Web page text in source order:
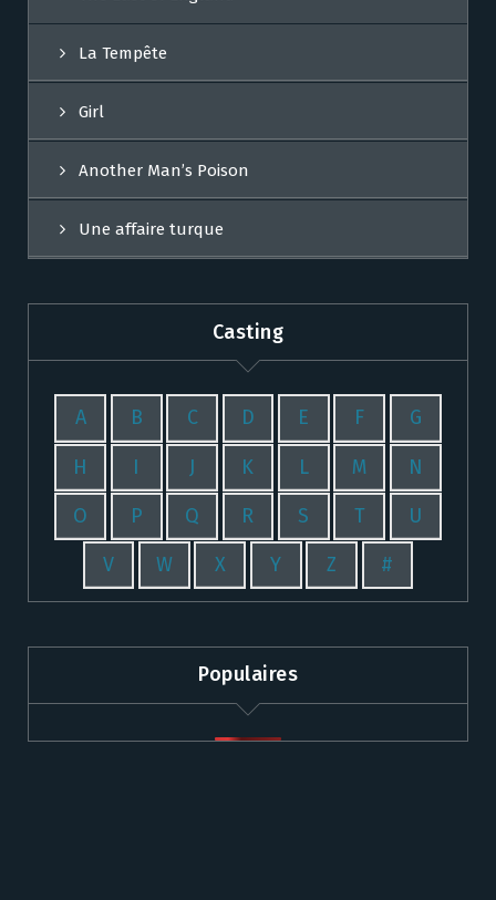
La Tempête
Girl
Another Man’s Poison
Une affaire turque
Casting
A B C D E F G
H I J K L M N
O P Q R S T U
V W X Y Z #
Populaires